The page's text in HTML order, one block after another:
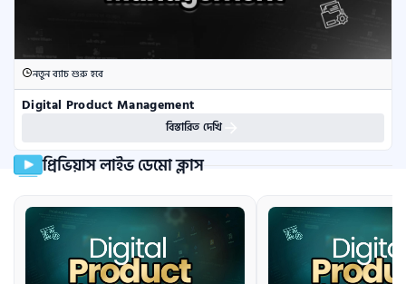
নতুন ব্যাচ শুরু হবে
Digital Product Management
বিস্তারিত দেখি
প্রিভিয়াস লাইভ ডেমো ক্লাস